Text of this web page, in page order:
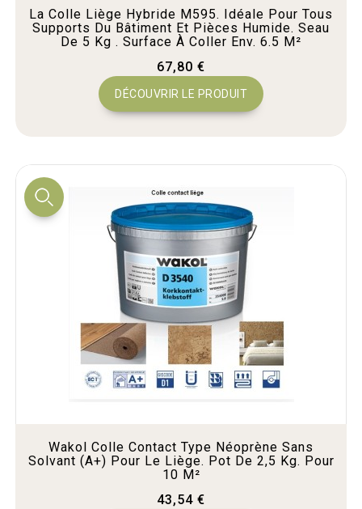
La Colle Liège Hybride M595. Idéale Pour Tous
Supports Du Bâtiment Et Pièces Humide. Seau
De 5 Kg . Surface À Coller Env. 6.5 M²
67,80 €
DÉCOUVRIR LE PRODUIT
Wakol Colle Contact Type Néoprène Sans
Solvant (A+) Pour Le Liège. Pot De 2,5 Kg. Pour
10 M²
43,54 €